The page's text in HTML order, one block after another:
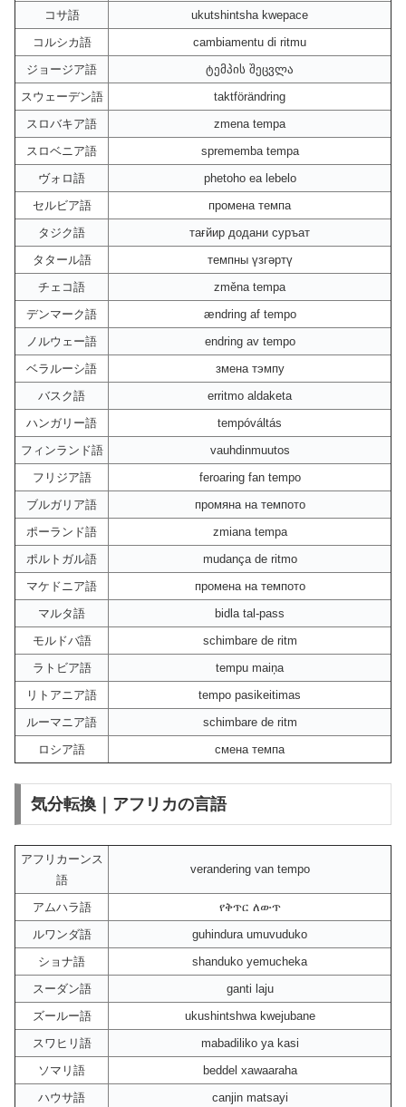
コサ語
ukutshintsha kwepace
コルシカ語
cambiamentu di ritmu
ジョージア語
ტემპის შეცვლა
スウェーデン語
taktförändring
スロバキア語
zmena tempa
スロベニア語
sprememba tempa
ヴォロ語
phetoho ea lebelo
セルビア語
промена темпа
タジク語
тағйир додани суръат
タタール語
темпны үзгәртү
チェコ語
změna tempa
デンマーク語
ændring af tempo
ノルウェー語
endring av tempo
ベラルーシ語
змена тэмпу
バスク語
erritmo aldaketa
ハンガリー語
tempóváltás
フィンランド語
vauhdinmuutos
フリジア語
feroaring fan tempo
ブルガリア語
промяна на темпото
ポーランド語
zmiana tempa
ポルトガル語
mudança de ritmo
マケドニア語
промена на темпото
マルタ語
bidla tal-pass
モルドバ語
schimbare de ritm
ラトビア語
tempu maiņa
リトアニア語
tempo pasikeitimas
ルーマニア語
schimbare de ritm
ロシア語
смена темпа
気分転換｜アフリカの言語
アフリカーンス
語
verandering van tempo
アムハラ語
የቅጥር ለውጥ
ルワンダ語
guhindura umuvuduko
ショナ語
shanduko yemucheka
スーダン語
ganti laju
ズールー語
ukushintshwa kwejubane
スワヒリ語
mabadiliko ya kasi
ソマリ語
beddel xawaaraha
ハウサ語
canjin matsayi